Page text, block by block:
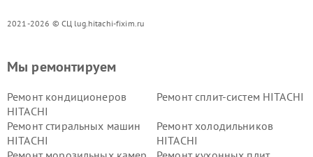
2021-2026 © СЦ lug.hitachi-fixim.ru
Мы ремонтируем
Ремонт кондиционеров
HITACHI
Ремонт сплит-систем HITACHI
Ремонт стиральных машин
HITACHI
Ремонт холодильников
HITACHI